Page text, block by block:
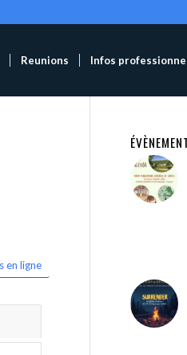
Reunions Infos
en ligne